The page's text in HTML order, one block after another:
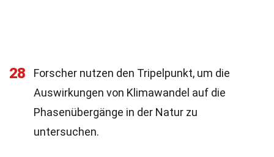
28
Forscher nutzen den Tripelpunkt, um die
Auswirkungen von Klimawandel auf die
Phasenübergänge in der Natur zu
untersuchen.